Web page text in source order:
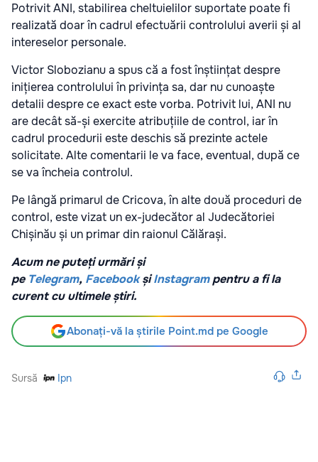
Potrivit ANI, stabilirea cheltuielilor suportate poate fi
realizată doar în cadrul efectuării controlului averii și al
intereselor personale.
Victor Slobozianu a spus că a fost înștiințat despre
inițierea controlului în privința sa, dar nu cunoaște
detalii despre ce exact este vorba. Potrivit lui, ANI nu
are decât să-și exercite atribuțiile de control, iar în
cadrul procedurii este deschis să prezinte actele
solicitate. Alte comentarii le va face, eventual, după ce
se va încheia controlul.
Pe lângă primarul de Cricova, în alte două proceduri de
control, este vizat un ex-judecător al Judecătoriei
Chișinău și un primar din raionul Călărași.
Acum ne puteți urmări și
pe Telegram, FacebookșiInstagrampentru a fi la
curent cu ultimele știri.
Abonați-vă la știrile Point.md pe Google
Sursă Ipn